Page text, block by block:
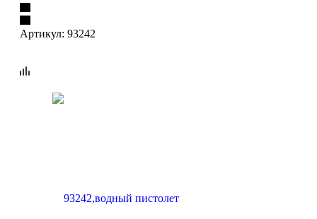
Артикул: 93242